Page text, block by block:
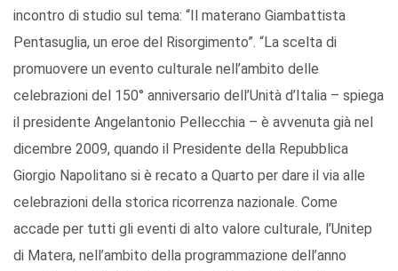
incontro di studio sul tema: “Il materano Giambattista
Pentasuglia, un eroe del Risorgimento”. “La scelta di
promuovere un evento culturale nell’ambito delle
celebrazioni del 150° anniversario dell’Unità d’Italia – spiega
il presidente Angelantonio Pellecchia – è avvenuta già nel
dicembre 2009, quando il Presidente della Repubblica
Giorgio Napolitano si è recato a Quarto per dare il via alle
celebrazioni della storica ricorrenza nazionale. Come
accade per tutti gli eventi di alto valore culturale, l’Unitep
di Matera, nell’ambito della programmazione dell’anno